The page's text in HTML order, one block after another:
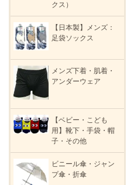
クス）
【日本製】メンズ：
足袋ソックス
メンズ下着・肌着・
アンダーウェア
【ベビー・こども
用】靴下・手袋・帽
子・その他
ビニール傘・ジャン
プ傘・折傘